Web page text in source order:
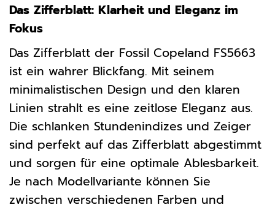
Das Zifferblatt: Klarheit und Eleganz im
Fokus
Das Zifferblatt der Fossil Copeland FS5663
ist ein wahrer Blickfang. Mit seinem
minimalistischen Design und den klaren
Linien strahlt es eine zeitlose Eleganz aus.
Die schlanken Stundenindizes und Zeiger
sind perfekt auf das Zifferblatt abgestimmt
und sorgen für eine optimale Ablesbarkeit.
Je nach Modellvariante können Sie
zwischen verschiedenen Farben und